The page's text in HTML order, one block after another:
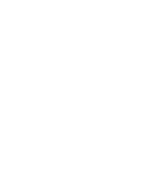
Dorong
Serahkan 11 Kapal